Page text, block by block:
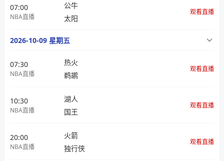
07:00
NBA直播
公牛
太阳
观看直播
2026-10-09 星期五
07:30
NBA直播
热火
鹈鹕
观看直播
10:30
NBA直播
湖人
国王
观看直播
20:00
NBA直播
火箭
独行侠
观看直播